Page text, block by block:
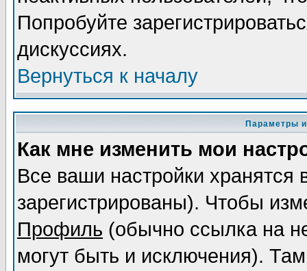
Попробуйте
дискуссиях.
Вернуться к началу
Параметры
Как мне изменить мои
Все ваши настройки
зарегистрированы). Чтобы
Профиль (обычно ссылка на
могут быть и исключения).